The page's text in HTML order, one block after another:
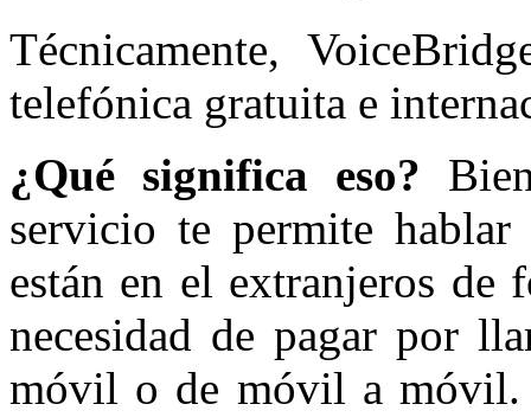
Técnicamente,
telefónica gratuita e
¿Qué significa eso?
servicio te permite
están en el extranjeros de
necesidad de pagar por
móvil o de móvil a